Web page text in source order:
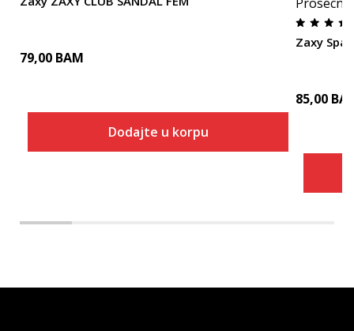
79,00 BAM
Dodajte u korpu
Zaxy
85,00